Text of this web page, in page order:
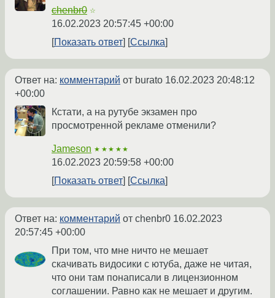
chenbr0 ☆
16.02.2023 20:57:45 +00:00
Показать ответ
Ссылка
Ответ на: комментарий от burato 16.02.2023 20:48:12
+00:00
Кстати, а на рутубе экзамен про
просмотренной рекламе отменили?
Jameson ★★★★★
16.02.2023 20:59:58 +00:00
Показать ответ
Ссылка
Ответ на: комментарий от chenbr0 16.02.2023
20:57:45 +00:00
При том, что мне ничто не мешает
скачивать видосики с ютуба, даже не читая,
что они там понаписали в лицензионном
соглашении. Равно как не мешает и другим.